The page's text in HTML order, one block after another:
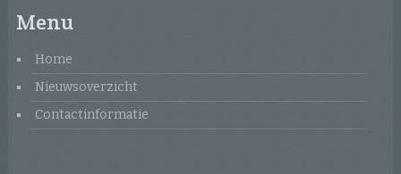
Menu
Home
Nieuwsoverzicht
Contactinformatie